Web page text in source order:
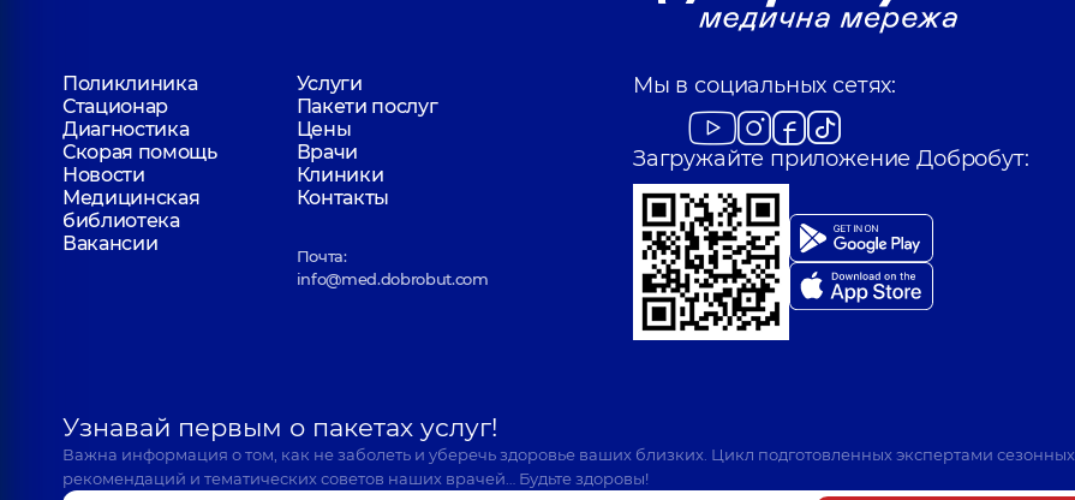
Поликлиника
Услуги
Стационар
Пакети послуг
Диагностика
Цены
Скорая помощь
Врачи
Новости
Клиники
Медицинская
библиотека
Контакты
Вакансии
Почта:
info@med.dobrobut.com
Мы в социальных сетях:
Загружайте приложение Добробут:
Узнавай первым о пакетах услуг!
Важна информация о том, как не заболеть и уберечь здоровье ваших близких. Цикл подготовленных экспертами сезонных
рекомендаций и тематических советов наших врачей… Будьте здоровы!